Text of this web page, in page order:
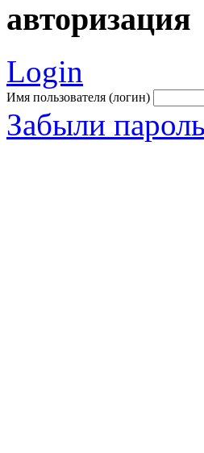
авторизация
Login
Имя пользователя (логин)
Забыли